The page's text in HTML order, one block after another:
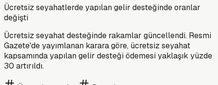
Ücretsiz seyahatlerde yapılan gelir desteğinde oranlar
değişti
Ücretsiz seyahat desteğinde rakamlar güncellendi. Resmi
Gazete'de yayımlanan karara göre, ücretsiz seyahat
kapsamında yapılan gelir desteği ödemesi yaklaşık yüzde
30 artırıldı.